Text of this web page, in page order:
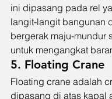
ini dipasang pada rel
langit-langit bangunan
bergerak maju-mundur
untuk mengangkat
5. Floating Crane
Floating crane adalah
dipasang di atas kapal